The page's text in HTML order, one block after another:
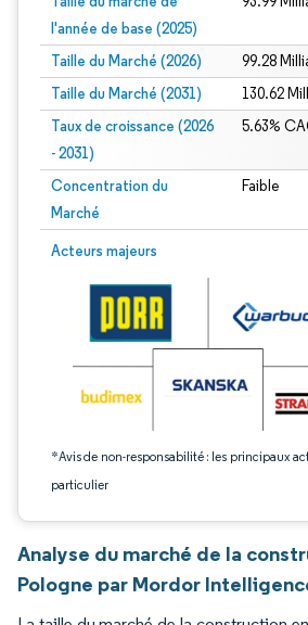
l'année de base (2025)
Taille du Marché (2026) 99.28
Taille du Marché (2031) 130.62
Taux de croissance (2026
- 2031)
5.63%
Concentration du
Marché
Faible
Acteurs majeurs
*Avis de non-responsabilité : les principaux
particulier
Image © Mordor Intelligence. La réutilisation
Analyse du marché de la
Pologne par Mordor